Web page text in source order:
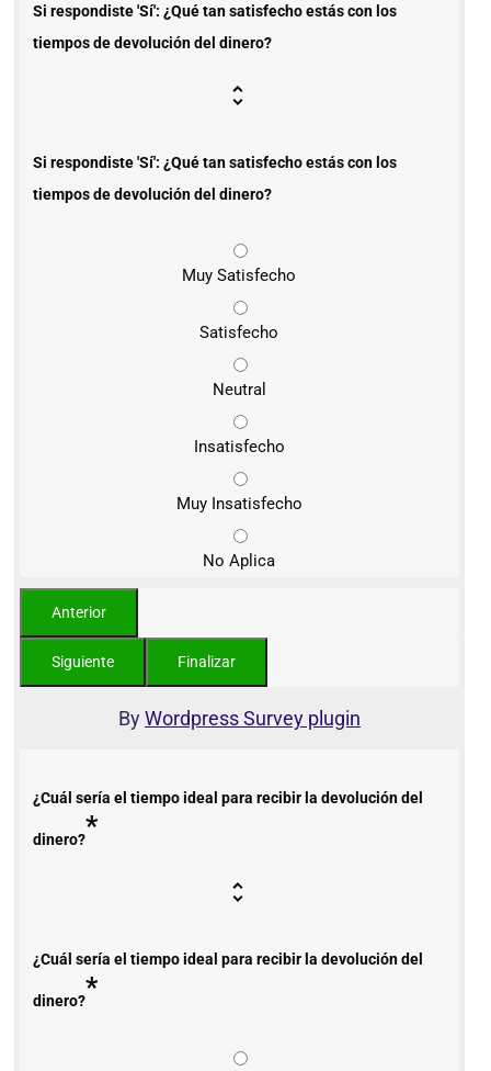
Si respondiste 'Sí': ¿Qué tan satisfecho estás con los
tiempos de devolución del dinero?
Si respondiste 'Sí': ¿Qué tan satisfecho estás con los
tiempos de devolución del dinero?
Muy Satisfecho
Satisfecho
Neutral
Insatisfecho
Muy Insatisfecho
No Aplica
ByWordpress Survey plugin
¿Cuál sería el tiempo ideal para recibir la devolución del
dinero?*
¿Cuál sería el tiempo ideal para recibir la devolución del
dinero?*